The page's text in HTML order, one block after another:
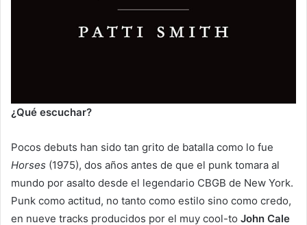
¿Qué escuchar?
Pocos debuts han sido tan grito de batalla como lo fue
Horses (1975), dos años antes de que el punk tomara al
mundo por asalto desde el legendario CBGB de New York.
Punk como actitud, no tanto como estilo sino como credo,
en nueve tracks producidos por el muy cool-to John Cale